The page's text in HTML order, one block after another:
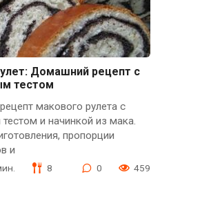
Домашний рецепт с
тестом
макового рулета с
и начинкой из мака.
пропорции
и
8 0 459